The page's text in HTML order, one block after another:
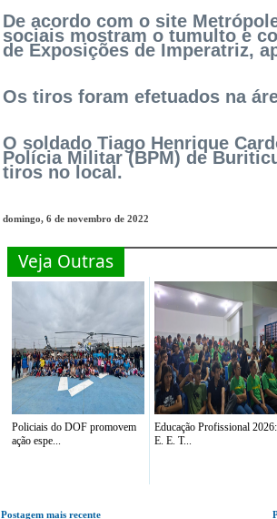
De acordo com o site
sociais mostram o tumulto e
de Exposições de Imperatriz,
Os tiros foram efetuados na
O soldado Tiago Henrique
Polícia Militar (BPM) de
tiros no local.
domingo, 6 de novembro de 2022
Veja Outras
Policiais do DOF promovem
ação espe...
Educação Profissional 2026:
E. E. T...
Postagem mais recente